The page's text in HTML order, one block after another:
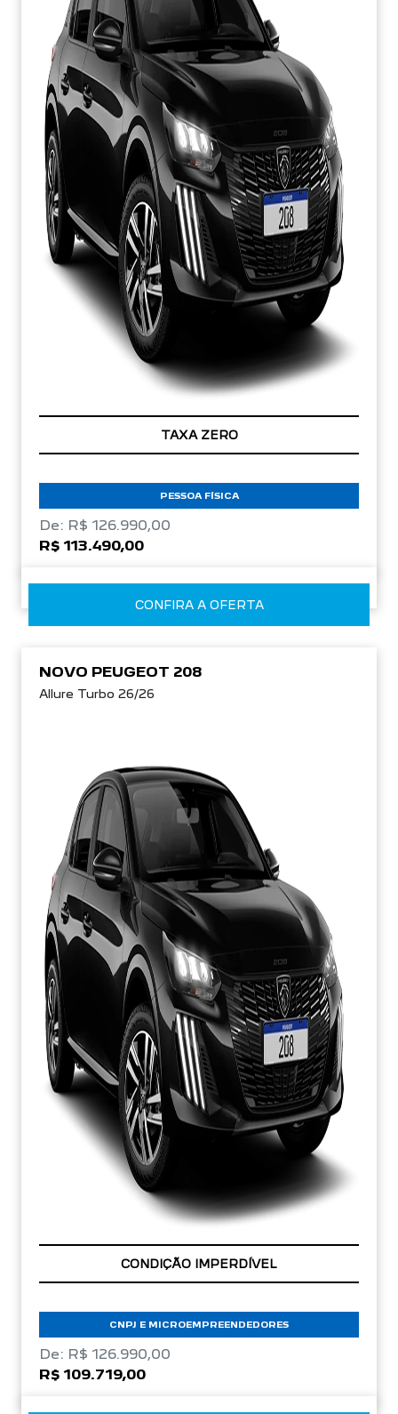
TAXA ZERO
De: R$ 126.990,00
R$ 113.490,00
CONFIRA A OFERTA
Allure Turbo 26/26
APROVEITE!
De: R$ 126.990,00
R$ 109.719,00